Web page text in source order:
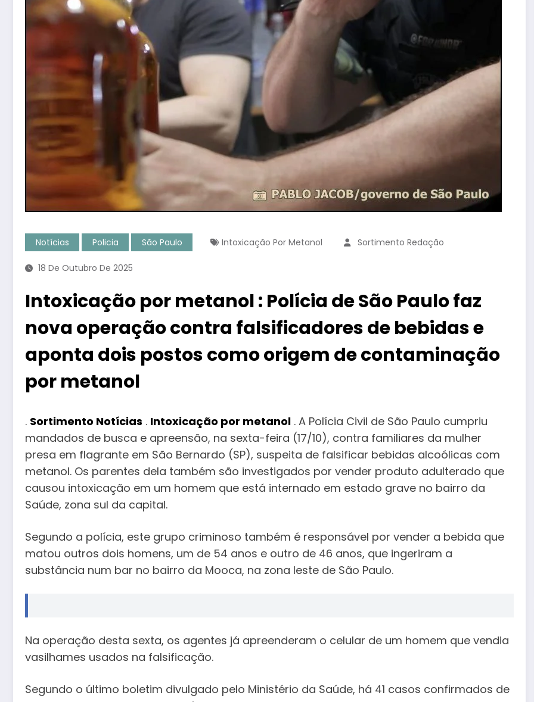
Notícias Policia São Paulo Intoxicação Por Metanol Sortimento Redação
18 De Outubro De 2025
Intoxicação por metanol : Polícia de São Paulo faz
nova operação contra falsificadores de bebidas e
aponta dois postos como origem de contaminação
por metanol
. Sortimento Notícias . Intoxicação por metanol . A Polícia Civil de São Paulo cumpriu
mandados de busca e apreensão, na sexta-feira (17/10), contra familiares da mulher
presa em flagrante em São Bernardo (SP), suspeita de falsificar bebidas alcoólicas com
metanol. Os parentes dela também são investigados por vender produto adulterado que
causou intoxicação em um homem que está internado em estado grave no bairro da
Saúde, zona sul da capital.
Segundo a polícia, este grupo criminoso também é responsável por vender a bebida que
matou outros dois homens, um de 54 anos e outro de 46 anos, que ingeriram a
substância num bar no bairro da Mooca, na zona leste de São Paulo.
Na operação desta sexta, os agentes já apreenderam o celular de um homem que vendia
vasilhames usados na falsificação.
Segundo o último boletim divulgado pelo Ministério da Saúde, há 41 casos confirmados de